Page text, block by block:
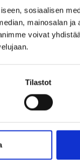
sosiaalisen
mainosalan ja
voivat
Tilastot